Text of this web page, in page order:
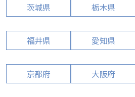
茨城県 栃木県
福井県 愛知県
京都府 大阪府